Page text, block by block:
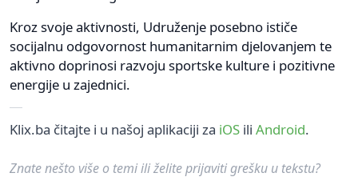
Kroz svoje aktivnosti, Udruženje posebno ističe
socijalnu odgovornost humanitarnim djelovanjem te
aktivno doprinosi razvoju sportske kulture i pozitivne
energije u zajednici.
Klix.ba čitajte i u našoj aplikaciji za iOS ili Android.
Znate nešto više o temi ili želite prijaviti grešku u tekstu?